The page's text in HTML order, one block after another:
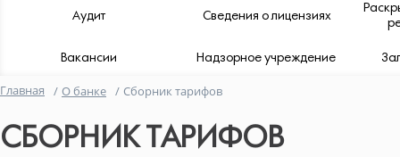
Аудит Сведения о лицензиях
Вакансии Надзорное учреждение
Главная / О банке / Сборник тарифов
СБОРНИК ТАРИФОВ